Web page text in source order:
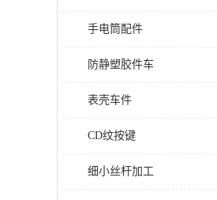
手电筒配件
防静塑胶件车
表壳车件
CD纹按键
细小丝杆加工